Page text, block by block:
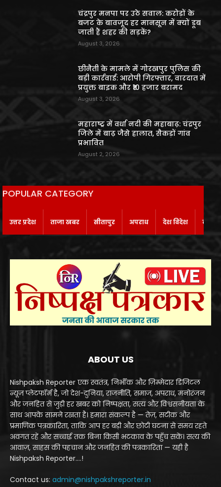
चंद्रपुर मनपा पर उठे सवाल: करोड़ों के
बजट के बावजूद हर मानसून में क्यों डूब
जाती हैं शहर की सड़कें?
August 3, 2026
छीनैती के मामले में गोरखपुर पुलिस की
बड़ी कार्रवाई: आरोपी गिरफ्तार, वारदात में
प्रयुक्त बाइक और ₹10 हजार बरामद
August 3, 2026
महाराष्ट्र में वर्धा नदी की महाबाढ़: चंद्रपुर
जिले में बाढ़ जैसे हालात, सैकड़ों गांव
प्रभावित
August 2, 2026
POPULAR CATEGORY
उत्तर प्रदेश ताजा खबर सीतापुर अपराध देश विदेश
ABOUT US
Nishpaksh Reporter एक स्वतंत्र, निर्भीक और ज़िम्मेदार डिजिटल
न्यूज़ प्लेटफॉर्म है, जो देश-दुनिया, राजनीति, समाज, अपराध, मनोरंजन
और जनहित से जुड़ी हर खबर को निष्पक्षता, सत्य और विश्वसनीयता के
साथ आपके सामने रखता है। हमारा संकल्प है — तेज़, सटीक और
प्रमाणिक पत्रकारिता, ताकि आप हर बड़ी और छोटी घटना से समय रहते
अवगत रहें और सच्चाई तक बिना किसी भटकाव के पहुँच सकें। सत्य की
आवाज़, साहस की पहचान और जनहित की पत्रकारिता — यही है
Nishpaksh Reporter....!
Contact us: admin@nishpakshreporter.in